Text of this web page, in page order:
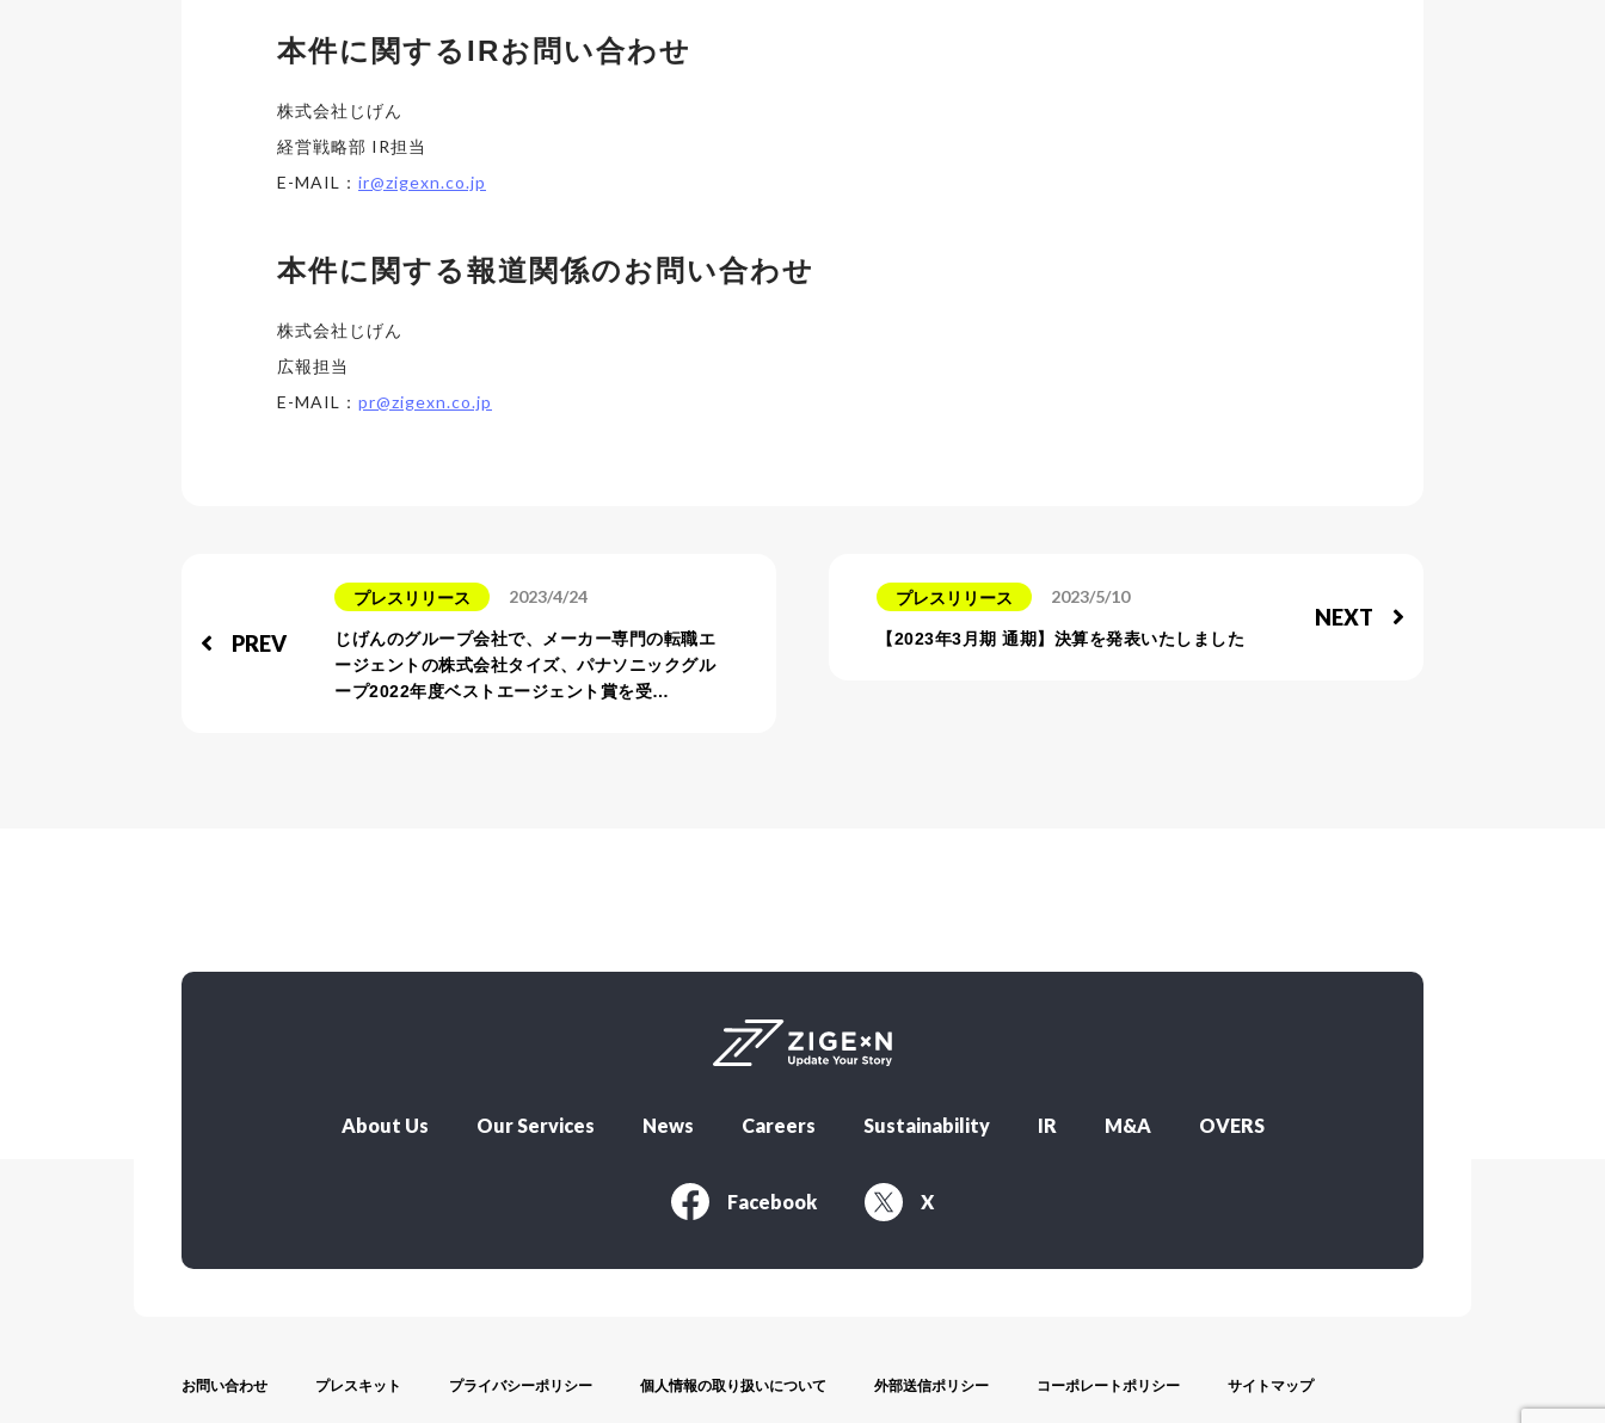
本件に関するIRお問い合わせ
株式会社じげん
経営戦略部 IR担当
E-MAIL： ir@zigexn.co.jp
本件に関する報道関係のお問い合わせ
株式会社じげん
広報担当
E-MAIL： pr@zigexn.co.jp
PREV
プレスリリース 2023/4/24
じげんのグループ会社で、メーカー専門の転職エ
ージェントの株式会社タイズ、パナソニックグル
ープ2022年度ベストエージェント賞を受…
NEXT
プレスリリース 2023/5/10
【2023年3月期 通期】決算を発表いたしました
About Us Our Services News Careers Sustainability IR M&A OVERS
Facebook X
お問い合わせ プレスキット プライバシーポリシー 個人情報の取り扱いについて 外部送信ポリシー コーポレートポリシー サイトマップ